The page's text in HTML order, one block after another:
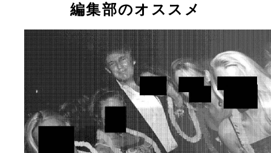
編集部のオススメ